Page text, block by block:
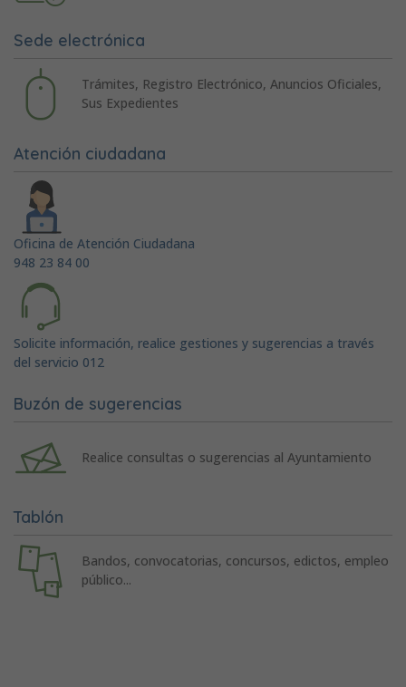
Sede electrónica
Trámites, Registro Electrónico, Anuncios Oficiales,
Sus Expedientes
Atención ciudadana
Oficina de Atención Ciudadana
948 23 84 00
Solicite información, realice gestiones y sugerencias a través
del servicio 012
Buzón de sugerencias
Realice consultas o sugerencias al Ayuntamiento
Tablón
Bandos, convocatorias, concursos, edictos, empleo
público...